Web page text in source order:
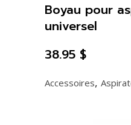
Accessoires,
Boyau pour
universel
38.95 $